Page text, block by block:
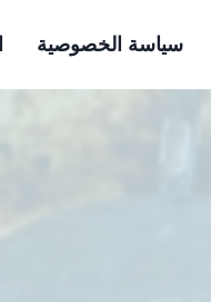
سياسة الخصوصية